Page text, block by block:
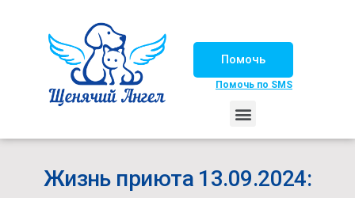
Помочь
Помочь по SMS
Жизнь приюта 13.09.2024: